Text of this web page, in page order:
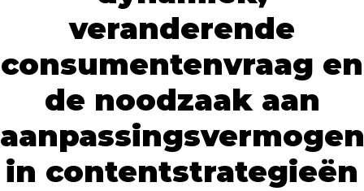
veranderende
consumentenvraag en
de noodzaak aan
aanpassingsvermogen
in contentstrategieën